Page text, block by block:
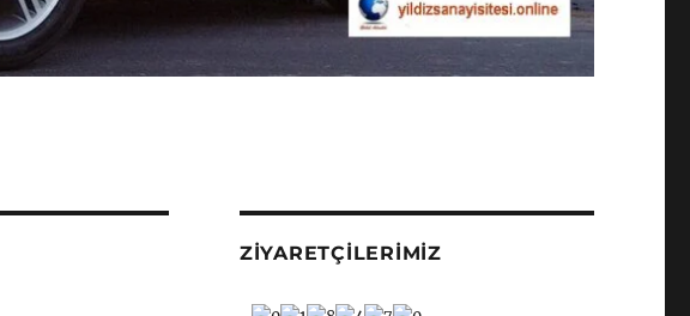
ZIYARETÇILERIMIZ